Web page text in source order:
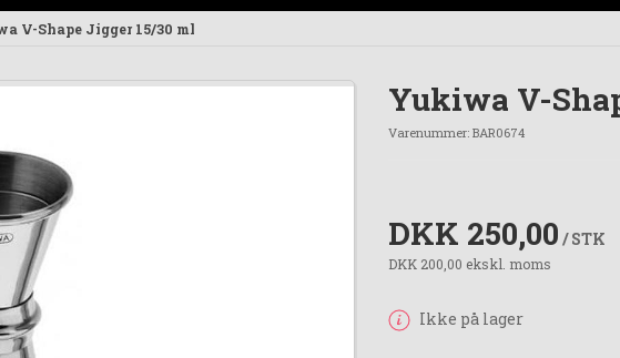
V-Shape Jigger 15/30 ml
Yukiwa V-
Varenummer: BAR0674
DKK 250,00 / STK
DKK 200,00 ekskl. moms
Ikke på lager